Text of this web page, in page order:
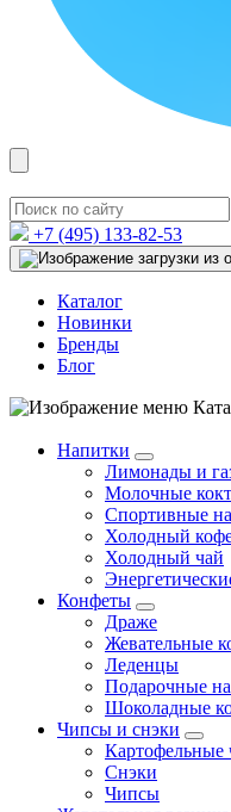
+7 (495) 133-82-53
Каталог
Новинки
Бренды
Блог
Напитки
Лимонады и
Молочные
Спортивные
Холодный
Холодный чай
Конфеты
Драже
Жевательные
Леденцы
Подарочные
Шоколадные
Чипсы и снэки
Картофельные
Снэки
Чипсы